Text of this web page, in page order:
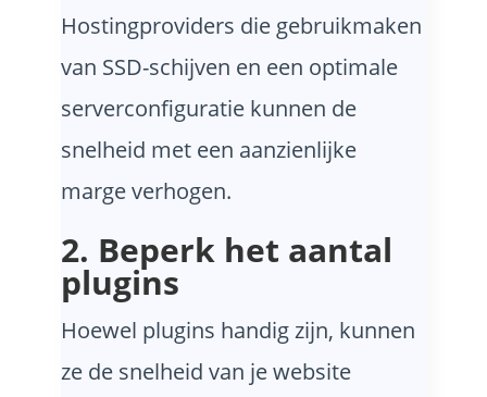
Hostingproviders die gebruikmaken
van SSD-schijven en een optimale
serverconfiguratie kunnen de
snelheid met een aanzienlijke
marge verhogen.
2. Beperk het aantal
plugins
Hoewel plugins handig zijn, kunnen
ze de snelheid van je website